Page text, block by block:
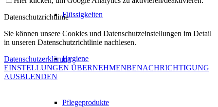
Flüssigkeiten
Hygiene
Pflegeprodukte
Datenschutzrichtlinie
Sie können unsere Cookies und Datenschutzeinstellungen im Detail
in unseren Datenschutzrichtlinie nachlesen.
Datenschutzerklärung
EINSTELLUNGEN ÜBERNEHMENBENACHRICHTIGUNG
AUSBLENDEN